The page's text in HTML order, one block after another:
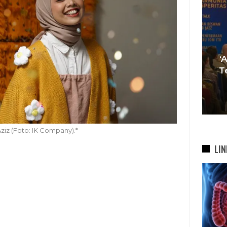
(Foto: IK Company).*
‘Agar Tak Ada Mimpi Yang
Terhenti’, IOM ITB Perkuat
Gerakan Beasiswa…
7 Agu 2026